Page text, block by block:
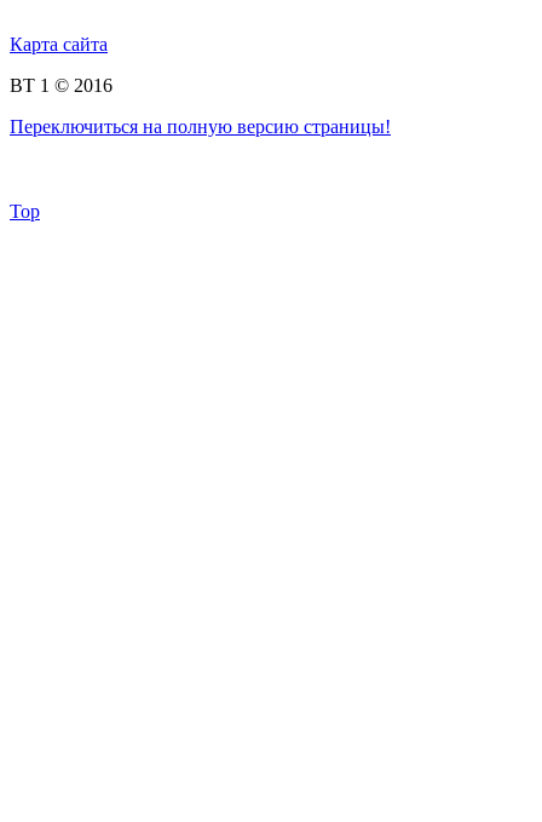
Карта сайта
BT 1 © 2016
Переключиться на полную версию страницы!
Top